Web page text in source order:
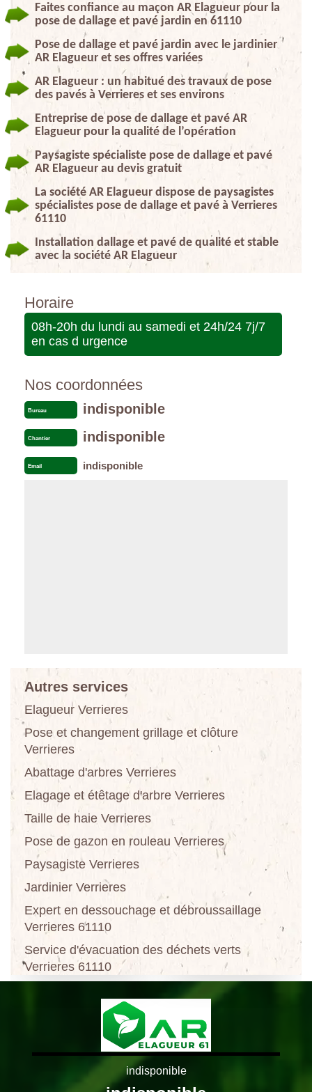
Faites confiance au maçon AR Elagueur pour la
pose de dallage et pavé jardin en 61110
Pose de dallage et pavé jardin avec le jardinier
AR Elagueur et ses offres variées
AR Elagueur : un habitué des travaux de pose
des pavés à Verrieres et ses environs
Entreprise de pose de dallage et pavé AR
Elagueur pour la qualité de l’opération
Paysagiste spécialiste pose de dallage et pavé
AR Elagueur au devis gratuit
La société AR Elagueur dispose de paysagistes
spécialistes pose de dallage et pavé à Verrieres
61110
Installation dallage et pavé de qualité et stable
avec la société AR Elagueur
Horaire
08h-20h du lundi au samedi et 24h/24 7j/7
en cas d urgence
Nos coordonnées
Bureau indisponible
Chantier indisponible
Email indisponible
Autres services
Elagueur Verrieres
Pose et changement grillage et clôture
Verrieres
Abattage d'arbres Verrieres
Elagage et étêtage d'arbre Verrieres
Taille de haie Verrieres
Pose de gazon en rouleau Verrieres
Paysagiste Verrieres
Jardinier Verrieres
Expert en dessouchage et débroussaillage
Verrieres 61110
Service d'évacuation des déchets verts
Verrieres 61110
indisponible